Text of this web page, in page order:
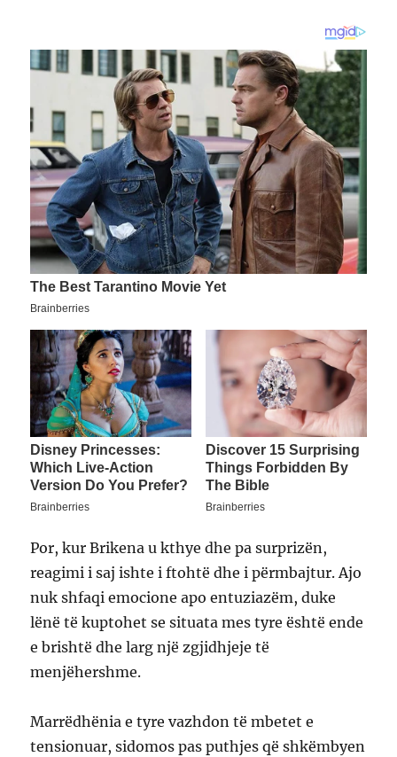
Por, kur Brikena u kthye dhe pa surprizën,
reagimi i saj ishte i ftohtë dhe i përmbajtur. Ajo
nuk shfaqi emocione apo entuziazëm, duke
lënë të kuptohet se situata mes tyre është ende
e brishtë dhe larg një zgjidhjeje të
menjëhershme.
Marrëdhënia e tyre vazhdon të mbetet e
tensionuar, sidomos pas puthjes që shkëmbyen